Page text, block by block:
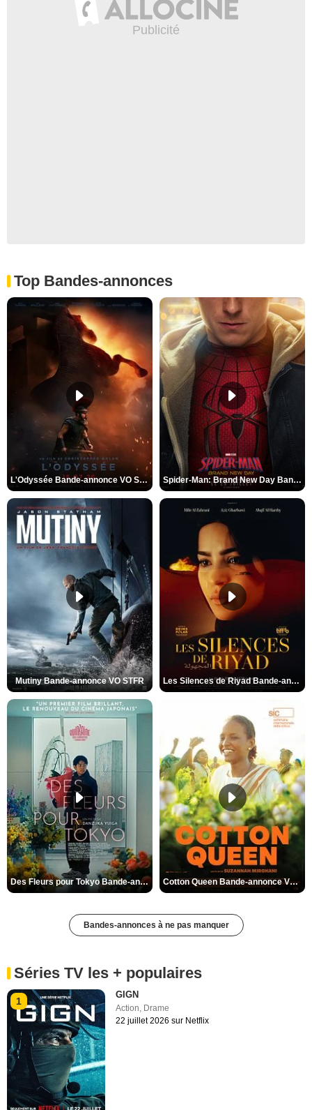
Top Bandes-annonces
L'Odyssée Bande-annonce VO STFR Spider-Man: Brand New Day Bande-annonce VO STFR
Mutiny Bande-annonce VO STFR Les Silences de Riyad Bande-annonce VO STFR
Des Fleurs pour Tokyo Bande-annonce VO STFR Cotton Queen Bande-annonce VO STFR
Bandes-annonces à ne pas manquer
Séries TV les + populaires
1
GIGN
Action, Drame
22 juillet 2026 sur Netflix